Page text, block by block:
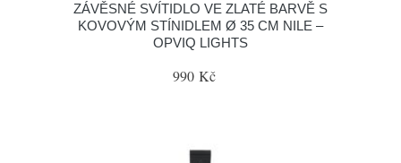
ZÁVĚSNÉ SVÍTIDLO VE ZLATÉ BARVĚ S
KOVOVÝM STÍNIDLEM Ø 35 CM NILE –
OPVIQ LIGHTS
990 Kč